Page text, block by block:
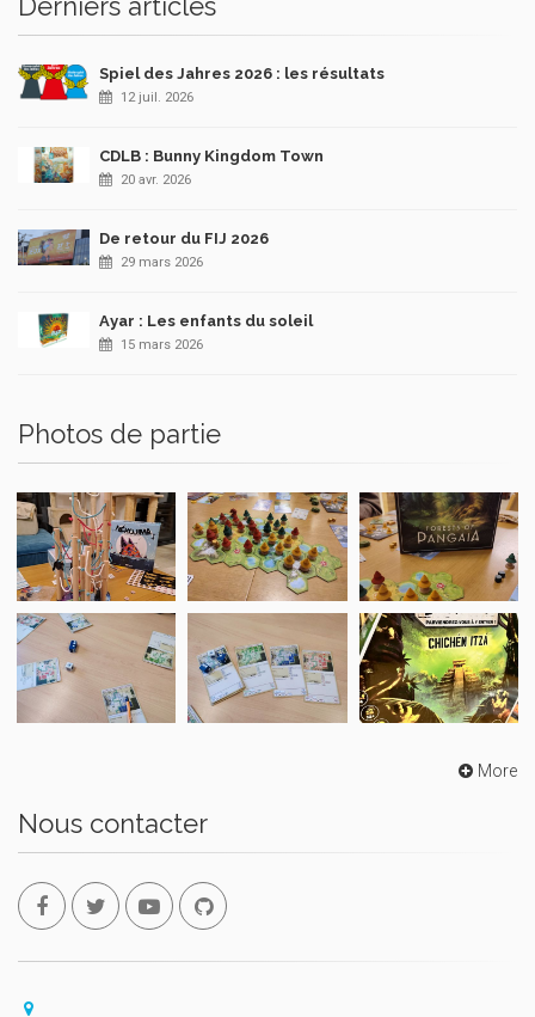
Spiel des Jahres 2026 : les résultats
12 juil. 2026
CDLB : Bunny Kingdom Town
20 avr. 2026
De retour du FIJ 2026
29 mars 2026
Ayar : Les enfants du soleil
15 mars 2026
Photos de partie
More
Nous contacter